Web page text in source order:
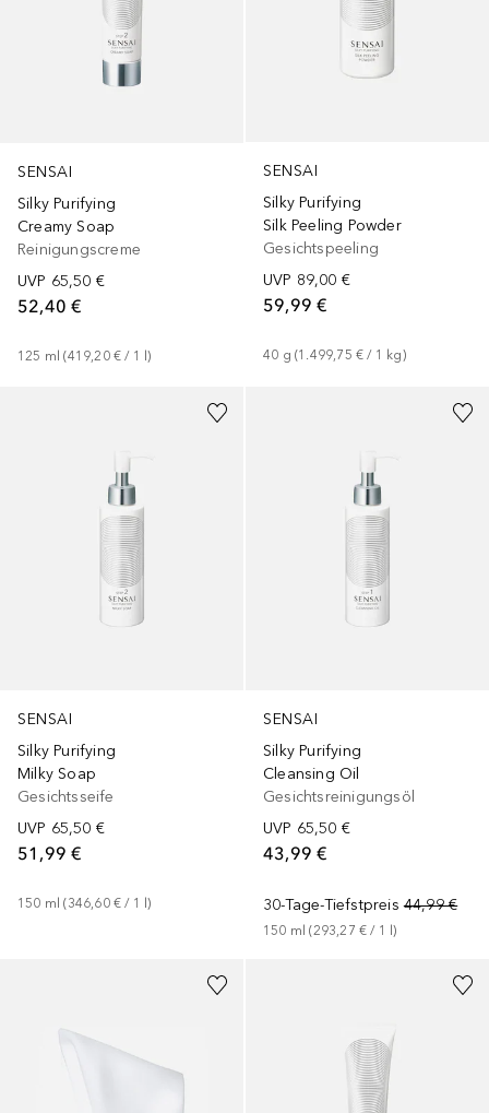
SENSAI
Silky Purifying
Creamy Soap
Reinigungscreme
UVP 65,50 €
52,40 €
125 ml (419,20 € / 1 l)
SENSAI
Silky Purifying
Silk Peeling Powder
Gesichtspeeling
UVP 89,00 €
59,99 €
40 g (1.499,75 € / 1 kg)
SENSAI
Silky Purifying
Milky Soap
Gesichtsseife
UVP 65,50 €
51,99 €
150 ml (346,60 € / 1 l)
SENSAI
Silky Purifying
Cleansing Oil
Gesichtsreinigungsöl
UVP 65,50 €
43,99 €
30-Tage-Tiefstpreis 44,99 €
150 ml (293,27 € / 1 l)